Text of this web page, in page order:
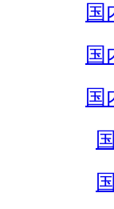
国
国
国